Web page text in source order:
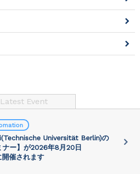
Latest Event
Universität Berlin)の
ナー】が2026年8⽉20⽇
催されます